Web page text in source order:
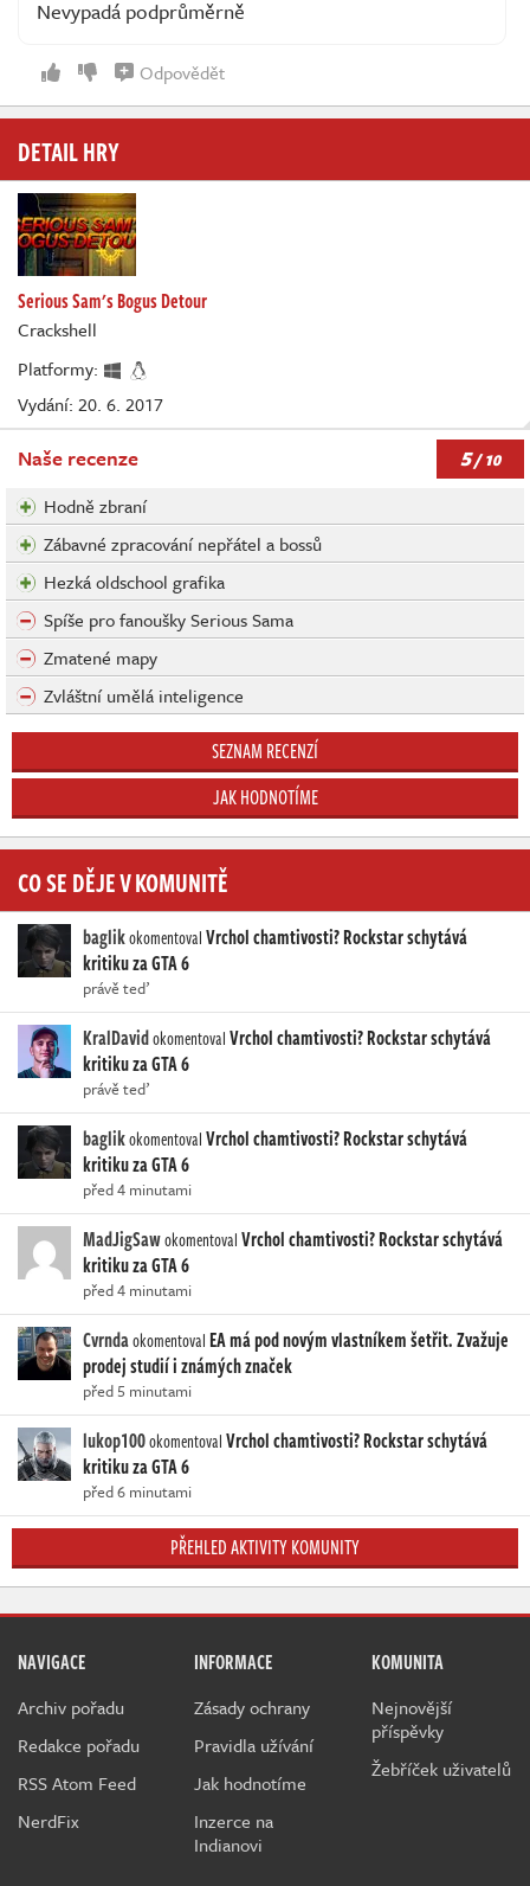
Nevypadá podprůměrně
Odpovědět
DETAIL HRY
Serious Sam's Bogus Detour
Crackshell
Platformy:
Vydání: 20. 6. 2017
Naše recenze 5/ 10
Hodně zbraní
Zábavné zpracování nepřátel a bossů
Hezká oldschool grafika
Spíše pro fanoušky Serious Sama
Zmatené mapy
Zvláštní umělá inteligence
SEZNAM RECENZÍ
JAK HODNOTÍME
CO SE DĚJE V KOMUNITĚ
baglikokomentovalVrchol chamtivosti? Rockstar schytává
kritiku za GTA 6
právě teď
KralDavidokomentovalVrchol chamtivosti? Rockstar schytává
kritiku za GTA 6
právě teď
baglikokomentovalVrchol chamtivosti? Rockstar schytává
kritiku za GTA 6
před 4 minutami
MadJigSawokomentovalVrchol chamtivosti? Rockstar schytává
kritiku za GTA 6
před 4 minutami
Cvrndaokomentoval EA má pod novým vlastníkem šetřit. Zvažuje
prodej studií i známých značek
před 5 minutami
lukop100okomentovalVrchol chamtivosti? Rockstar schytává
kritiku za GTA 6
před 6 minutami
PŘEHLED AKTIVITY KOMUNITY
NAVIGACE
Archiv pořadu
Redakce pořadu
RSS Atom Feed
NerdFix
INFORMACE
Zásady ochrany
Pravidla užívání
Jak hodnotíme
Inzerce na
Indianovi
KOMUNITA
Nejnovější
příspěvky
Žebříček uživatelů